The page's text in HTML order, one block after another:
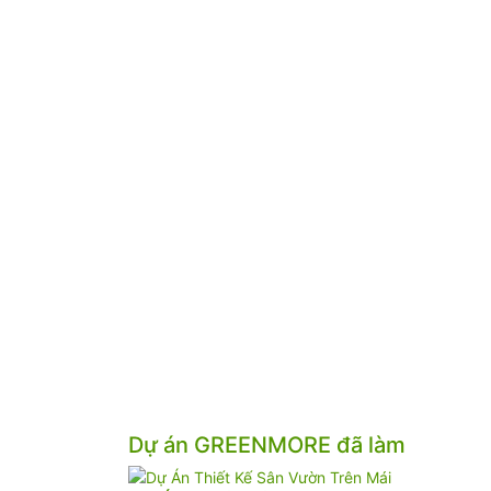
Dự án GREENMORE đã làm